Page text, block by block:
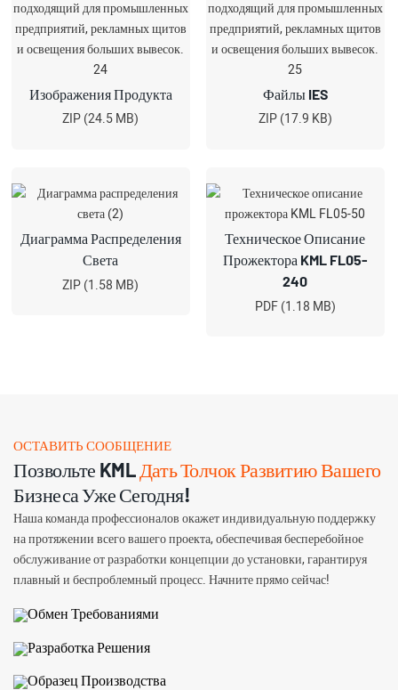
Изображения Продукта
ZIP (24.5 MB)
Файлы IES
ZIP (17.9 KB)
Диаграмма Распределения
Света
ZIP (1.58 MB)
Техническое Описание
Прожектора KML FL05-
240
PDF (1.18 MB)
ОСТАВИТЬ СООБЩЕНИЕ
Позвольте KML Дать Толчок Развитию Вашего
Бизнеса Уже Сегодня!
Наша команда профессионалов окажет индивидуальную поддержку
на протяжении всего вашего проекта, обеспечивая бесперебойное
обслуживание от разработки концепции до установки, гарантируя
плавный и беспроблемный процесс. Начните прямо сейчас!
Обмен Требованиями
Разработка Решения
Образец Производства